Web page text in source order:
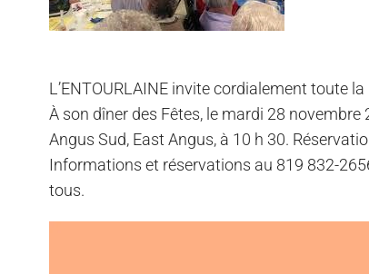
L’ENTOURLAINE invite cordialement toute
À son dîner des Fêtes, le mardi 28
Angus Sud, East Angus, à 10 h 30.
Informations et réservations au 819 832-
tous.